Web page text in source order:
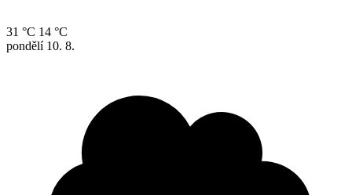
31 °C 14 °C
pondělí 10. 8.